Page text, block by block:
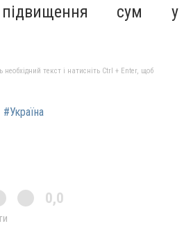
підвищення сум у
текст і натисніть Ctrl + Enter, щоб
#Україна
0,0